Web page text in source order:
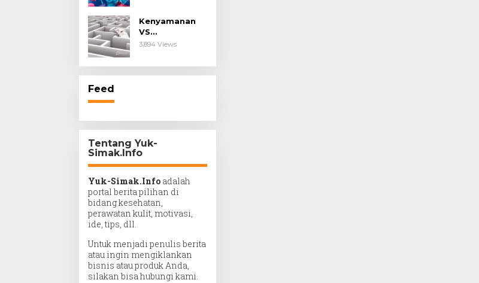
Penyakit
Imunologis.
Kenyamanan
VS
Kesengsaraan.
3,894 Views
Feed
Tentang Yuk-
Simak.Info
Yuk-Simak.Info adalah
portal berita pilihan di
bidang kesehatan,
perawatan kulit, motivasi,
ide, tips, dll.
Untuk menjadi penulis berita
atau ingin mengiklankan
bisnis atau produk Anda,
silakan bisa hubungi kami.